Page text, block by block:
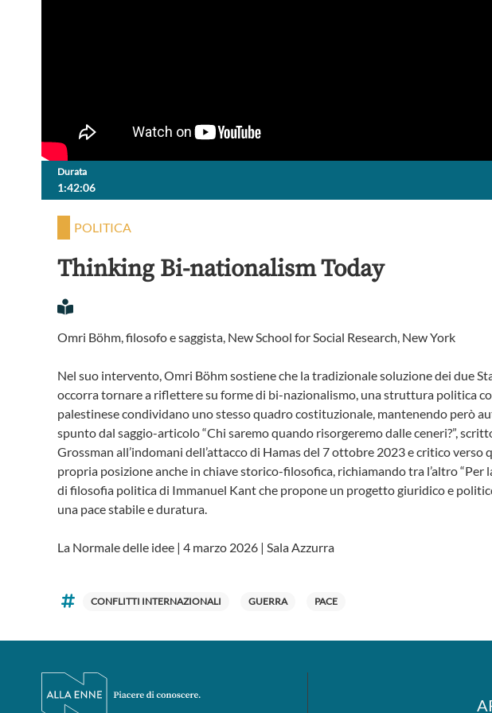
Durata
1:42:06
POLITICA
Thinking Bi-nationalism Today
Omri Böhm, filosofo e saggista, New School for Social Research, New York
Nel suo intervento, Omri Böhm sostiene che la tradizionale soluzione dei due
occorra tornare a riflettere su forme di bi-nazionalismo, una struttura politica
palestinese condividano uno stesso quadro costituzionale, mantenendo però
spunto dal saggio-articolo “Chi saremo quando risorgeremo dalle ceneri?”,
Grossman all’indomani dell’attacco di Hamas del 7 ottobre 2023 e critico
propria posizione anche in chiave storico-filosofica, richiamando tra l’altro “Per
di filosofia politica di Immanuel Kant che propone un progetto giuridico e
una pace stabile e duratura.
La Normale delle idee | 4 marzo 2026 | Sala Azzurra
CONFLITTI INTERNAZIONALI GUERRA PACE